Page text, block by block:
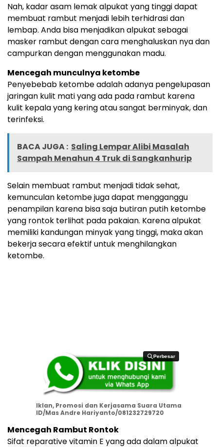
Nah, kadar asam lemak alpukat yang tinggi dapat
membuat rambut menjadi lebih terhidrasi dan
lembap. Anda bisa menjadikan alpukat sebagai
masker rambut dengan cara menghaluskan nya dan
campurkan dengan menggunakan madu.
Mencegah munculnya ketombe
Penyebebab ketombe adalah adanya pengelupasan
jaringan kulit mati yang ada pada rambut karena
kulit kepala yang kering atau sangat berminyak, dan
terinfeksi.
BACA JUGA : Saling Lempar Alibi Masalah
Sampah Menahun 4 Truk di Sangkanhurip
Selain membuat rambut menjadi tidak sehat,
kemunculan ketombe juga dapat mengganggu
penampilan karena bisa saja butiran putih ketombe
yang rontok terlihat pada pakaian. Karena alpukat
memiliki kandungan minyak yang tinggi, maka akan
bekerja secara efektif untuk menghilangkan
ketombe.
Perbesar
Perbesar
Iklan, Promosi dan Kerjasama Suara Utama
ID/Mas Andre Hariyanto/081232729720
Mencegah Rambut Rontok
Sifat reparative vitamin E yang ada dalam alpukat